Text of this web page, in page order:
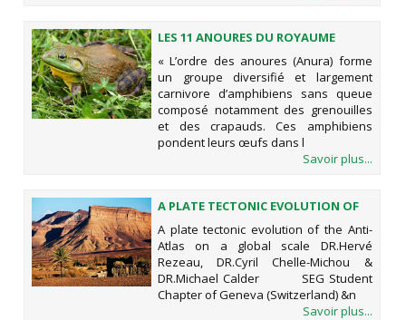
LES 11 ANOURES DU ROYAUME
« L’ordre des anoures (Anura) forme
un groupe diversifié et largement
carnivore d’amphibiens sans queue
composé notamment des grenouilles
et des crapauds. Ces amphibiens
pondent leurs œufs dans l
Savoir plus...
A PLATE TECTONIC EVOLUTION OF
THE ANTI-ATLAS ON A GLOBAL
SCALE
A plate tectonic evolution of the Anti-
Atlas on a global scale DR.Hervé
Rezeau, DR.Cyril Chelle-Michou &
DR.Michael Calder SEG Student
Chapter of Geneva (Switzerland) &n
Savoir plus...